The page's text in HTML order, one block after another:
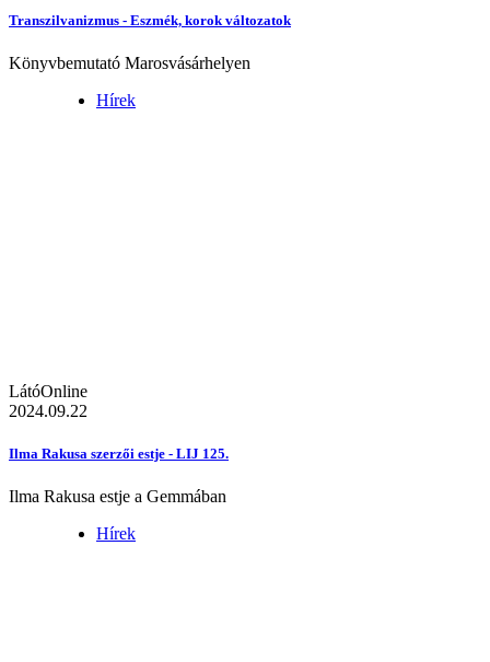
Transzilvanizmus - Eszmék, korok változatok
Könyvbemutató Marosvásárhelyen
Hírek
LátóOnline
2024.09.22
Ilma Rakusa szerzői estje - LIJ 125.
Ilma Rakusa estje a Gemmában
Hírek